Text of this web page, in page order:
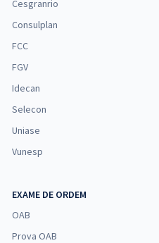
Cesgranrio
Consulplan
FCC
FGV
Idecan
Selecon
Uniase
Vunesp
EXAME DE ORDEM
OAB
Prova OAB